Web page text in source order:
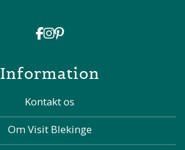
Information
Kontakt os
Om Visit Blekinge